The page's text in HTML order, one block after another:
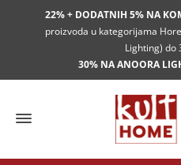
22% + DODATNIH 5% NA
proizvoda u kategorijama
Lighting) do
30% NA ANOORA